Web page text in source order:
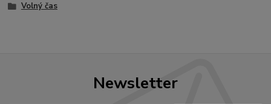
Volný čas
Newsletter